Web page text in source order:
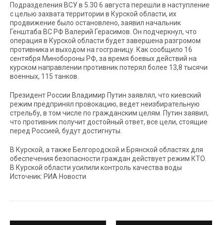
Подразделения ВСУ в 5.30 6 августа перешли в наступление
с целью захвата территории в Курской области, их
продвижение было остановлено, заявил начальник
Генштаба ВС РФ Валерий Герасимов. Он подчеркнул, что
операция в Курской области будет завершена разгромом
противника и выходом на госграницу. Как сообщило 16
сентября Минобороны РФ, за время боевых действий на
курском направлении противник потерял более 13,8 тысячи
военных, 115 танков.
Президент России Владимир Путин заявлял, что киевский
режим предпринял провокацию, ведет неизбирательную
стрельбу, в том числе по гражданским целям. Путин заявил,
что противник получит достойный ответ, все цели, стоящие
перед Россией, будут достигнуты.
В Курской, а также Белгородской и Брянской областях для
обеспечения безопасности граждан действует режим КТО.
В Курской области усилили контроль качества воды
Источник: РИА Новости